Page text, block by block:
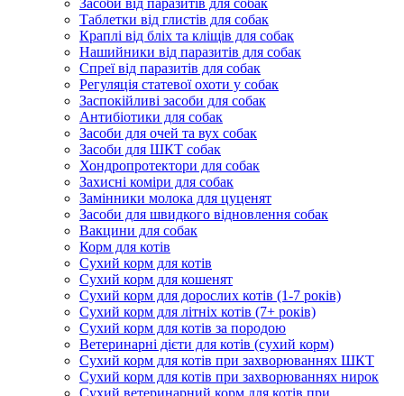
Засоби від паразитів для собак
Таблетки від глистів для собак
Краплі від бліх та кліщів для собак
Нашийники від паразитів для собак
Спреї від паразитів для собак
Регуляція статевої охоти у собак
Заспокійливі засоби для собак
Антибіотики для собак
Засоби для очей та вух собак
Засоби для ШКТ собак
Хондропротектори для собак
Захисні коміри для собак
Замінники молока для цуценят
Засоби для швидкого відновлення собак
Вакцини для собак
Корм для котів
Сухий корм для котів
Сухий корм для кошенят
Сухий корм для дорослих котів (1-7 років)
Сухий корм для літніх котів (7+ років)
Сухий корм для котів за породою
Ветеринарні дієти для котів (сухий корм)
Сухий корм для котів при захворюваннях ШКТ
Сухий корм для котів при захворюваннях нирок
Сухий ветеринарний корм для котів при